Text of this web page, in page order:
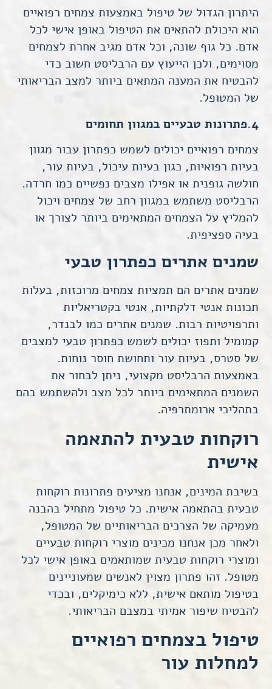
היתרון הגדול של טיפול באמצעות צמחים רפואיים
הוא היכולת להתאים את הטיפול באופן אישי לכל
אדם. כל גוף שונה, וכל אדם מגיב אחרת לצמחים
מסוימים, ולכן הייעוץ עם הרבליסט חשוב כדי
להבטיח את המענה המתאים ביותר למצב הבריאותי
של המטופל.
4.פתרונות טבעיים במגוון תחומים
צמחים רפואיים יכולים לשמש כפתרון עבור מגוון
בעיות רפואיות, כגון בעיות עיכול, בעיות עור,
חולשה גופנית או אפילו מצבים נפשיים כמו חרדה.
הרבליסט משתמש במגוון רחב של צמחים ויכול
להמליץ על הצמחים המתאימים ביותר לצורך או
בעיה ספציפית.
שמנים אתרים כפתרון טבעי
שמנים אתרים הם תמציות צמחים מרוכזות, בעלות
תכונות אנטי דלקתיות, אנטי בקטריאליות
ותרפויטיות רבות. שמנים אתרים כמו לבנדר,
קמומיל ותפוז יכולים לשמש כפתרון טבעי למצבים
של סטרס, בעיות עור ותחושת חוסר נוחות.
באמצעות הרבליסט מקצועי, ניתן לבחור את
השמנים המתאימים ביותר לכל מצב ולהשתמש בהם
בתהליכי ארומתרפיה.
רוקחות טבעית להתאמה
אישית
בשיבת המינים, אנחנו מציעים פתרונות רוקחות
טבעית בהתאמה אישית. כל טיפול מתחיל בהבנה
מעמיקה של הצרכים הבריאותיים של המטופל,
ולאחר מכן אנחנו מכינים מוצרי רוקחות טבעיים
ומוצרי רוקחות טבעית שמותאמים באופן אישי לכל
מטופל. זהו פתרון מצוין לאנשים שמעוניינים
בטיפול מותאם אישית, ללא כימיקלים, ובכדי
להבטיח שיפור אמיתי במצבם הבריאותי.
טיפול בצמחים רפואיים
למחלות עור
העניין
וההתנהגות
שלך בעת
ביקורך
באתר,
ההזדמנות
והצעות
אישית.